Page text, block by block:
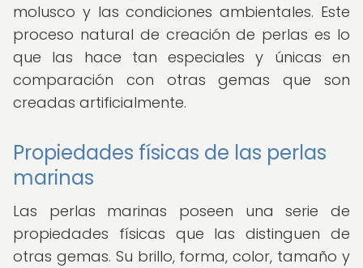
molusco y las condiciones ambientales. Este
proceso natural de creación de perlas es lo
que las hace tan especiales y únicas en
comparación con otras gemas que son
creadas artificialmente.
Propiedades físicas de las perlas
marinas
Las perlas marinas poseen una serie de
propiedades físicas que las distinguen de
otras gemas. Su brillo, forma, color, tamaño y